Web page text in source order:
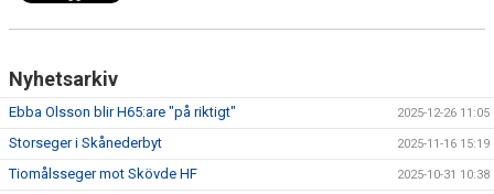
Nyhetsarkiv
Ebba Olsson blir H65:are "på riktigt" 2025-12-26 11:05
Storseger i Skånederbyt 2025-11-16 15:19
Tiomålsseger mot Skövde HF 2025-10-31 10:38